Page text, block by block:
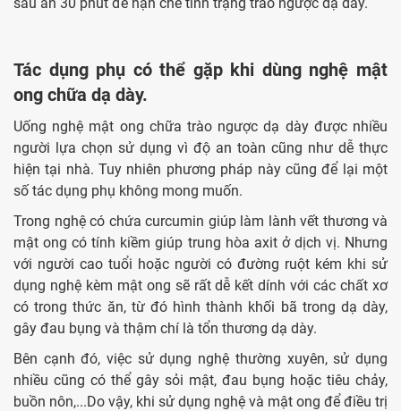
Tác dụng phụ có thể gặp khi dùng nghệ mật
ong chữa dạ dày.
Uống nghệ mật ong chữa trào ngược dạ dày được nhiều
người lựa chọn sử dụng vì độ an toàn cũng như dễ thực
hiện tại nhà. Tuy nhiên phương pháp này cũng để lại một
số tác dụng phụ không mong muốn.
Trong nghệ có chứa curcumin giúp làm lành vết thương và
mật ong có tính kiềm giúp trung hòa axit ở dịch vị. Nhưng
với người cao tuổi hoặc người có đường ruột kém khi sử
dụng nghệ kèm mật ong sẽ rất dễ kết dính với các chất xơ
có trong thức ăn, từ đó hình thành khối bã trong dạ dày,
gây đau bụng và thậm chí là tổn thương dạ dày.
Bên cạnh đó, việc sử dụng nghệ thường xuyên, sử dụng
nhiều cũng có thể gây sỏi mật, đau bụng hoặc tiêu chảy,
buồn nôn,...Do vậy, khi sử dụng nghệ và mật ong để điều trị